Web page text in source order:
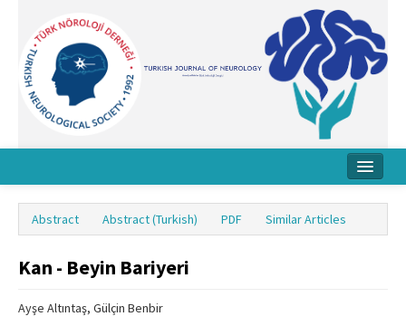
About Journal
Board
Instructions
Abstract Abstract (Turkish) PDF Similar Articles
Kan - Beyin Bariyeri
Ayşe Altıntaş, Gülçin Benbir